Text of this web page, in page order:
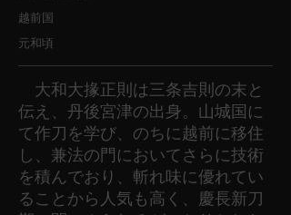
越前国
元和頃
大和大掾正則は三条吉則の末と
伝え、丹後宮津の出身。山城国に
て作刀を学び、のちに越前に移住
し、兼法の門においてさらに技術
を積んでおり、斬れ味に優れてい
ることから人気も高く、慶長新刀